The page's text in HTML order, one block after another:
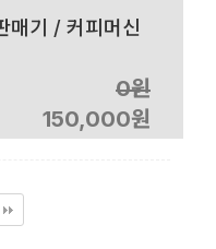
매기 / 커피머신
0원
150,000원